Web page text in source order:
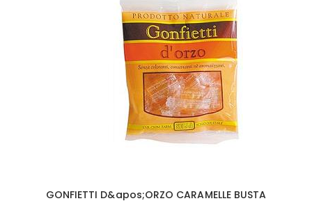
GONFIETTI D&apos;ORZO CARAMELLE BUSTA